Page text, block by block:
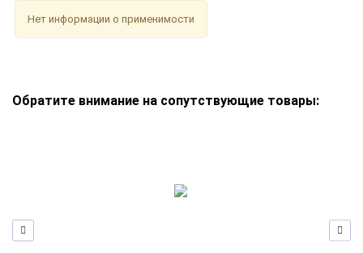
Нет информации о применимости
Обратите внимание на сопутствующие товары: